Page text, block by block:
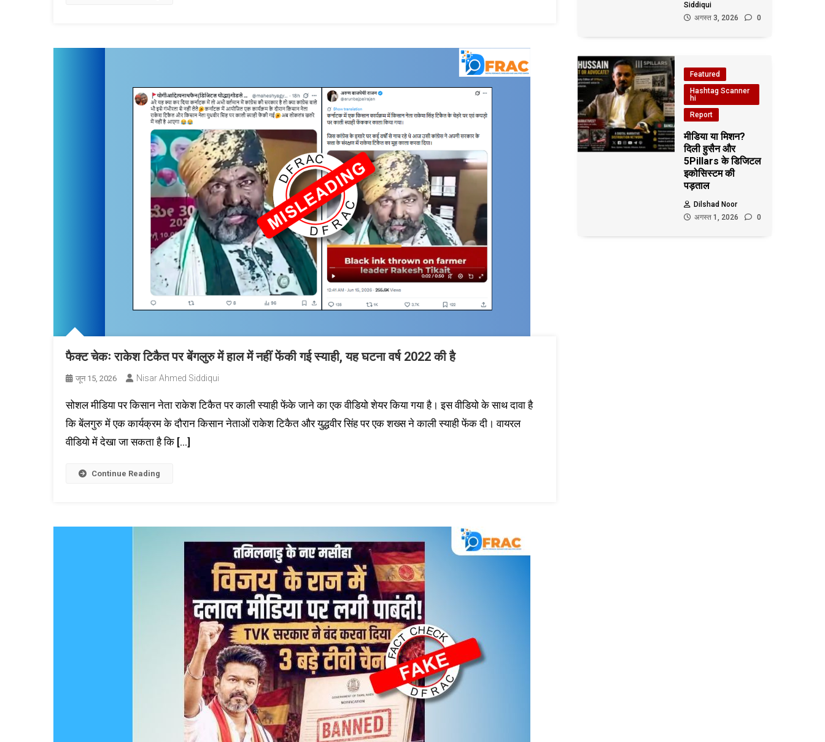
फैक्ट चेकः राकेश टिकैत पर बेंगलुरु में हाल में नहीं फेंकी गई स्याही, यह घटना वर्ष 2022 की है
जून 15, 2026 Nisar Ahmed Siddiqui
सोशल मीडिया पर किसान नेता राकेश टिकैत पर काली स्याही फेंके जाने का एक वीडियो शेयर किया गया है। इस वीडियो के साथ दावा है
कि बेंलगुरु में एक कार्यक्रम के दौरान किसान नेताओं राकेश टिकैत और युद्धवीर सिंह पर एक शख्स ने काली स्याही फेंक दी। वायरल
वीडियो में देखा जा सकता है कि […]
Continue Reading
Siddiqui
अगस्त 3, 2026
0
Featured
Hashtag Scanner
hi
Report
मीडिया या मिशन?
दिली हुसैन और
5Pillars के डिजिटल
इकोसिस्टम की
पड़ताल
Dilshad Noor
अगस्त 1, 2026
0